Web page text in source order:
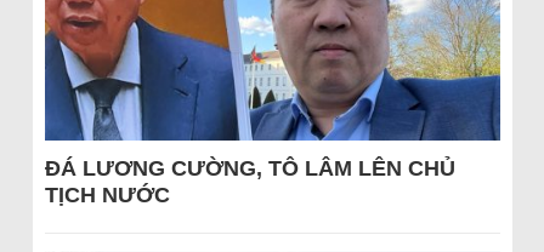
ĐÁ LƯƠNG CƯỜNG, TÔ LÂM LÊN CHỦ
TỊCH NƯỚC